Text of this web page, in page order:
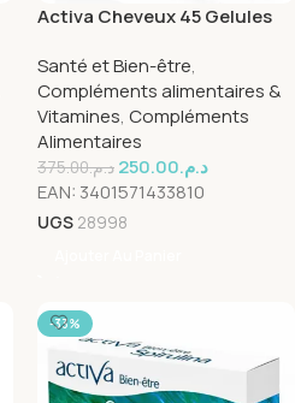
Activa Cheveux 45 Gelules
Santé et Bien-être,
Compléments alimentaires &
Vitamines, Compléments
Alimentaires
د.م.375.00 د.م.250.00
EAN: 3401571433810
UGS 28998
-33%